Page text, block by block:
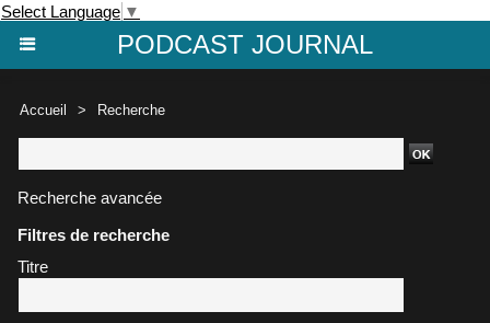
Select Language ▼
PODCAST JOURNAL
Accueil > Recherche
Recherche avancée
Filtres de recherche
Titre